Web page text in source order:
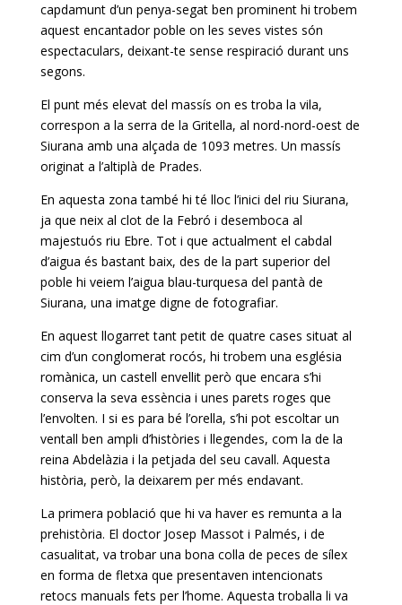
capdamunt d’un penya-segat ben prominent hi trobem
aquest encantador poble on les seves vistes són
espectaculars, deixant-te sense respiració durant uns
segons.
El punt més elevat del massís on es troba la vila,
correspon a la serra de la Gritella, al nord-nord-oest de
Siurana amb una alçada de 1093 metres. Un massís
originat a l’altiplà de Prades.
En aquesta zona també hi té lloc l’inici del riu Siurana,
ja que neix al clot de la Febró i desemboca al
majestuós riu Ebre. Tot i que actualment el cabdal
d’aigua és bastant baix, des de la part superior del
poble hi veiem l’aigua blau-turquesa del pantà de
Siurana, una imatge digne de fotografiar.
En aquest llogarret tant petit de quatre cases situat al
cim d’un conglomerat rocós, hi trobem una església
romànica, un castell envellit però que encara s’hi
conserva la seva essència i unes parets roges que
l’envolten. I si es para bé l’orella, s’hi pot escoltar un
ventall ben ampli d’històries i llegendes, com la de la
reina Abdelàzia i la petjada del seu cavall. Aquesta
història, però, la deixarem per més endavant.
La primera població que hi va haver es remunta a la
prehistòria. El doctor Josep Massot i Palmés, i de
casualitat, va trobar una bona colla de peces de sílex
en forma de fletxa que presentaven intencionats
retocs manuals fets per l’home. Aquesta troballa li va